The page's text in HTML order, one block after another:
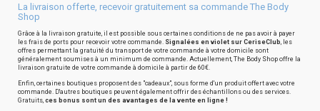
La livraison offerte, recevoir gratuitement sa commande The Body
Shop
Grâce à la livraison gratuite, il est possible sous certaines conditions de ne pas avoir à payer
les frais de ports pour recevoir votre commande. Signalées en violet sur CeriseClub, les
offres permettant la gratuité du transport de votre commande à votre domicile sont
généralement soumises à un minimum de commande. Actuellement, The Body Shop offre la
livraison gratuite de votre commande à domicile à partir de 60€.
Enfin, certaines boutiques proposent des "cadeaux", sous forme d'un produit offert avec votre
commande. D'autres boutiques peuvent également offrir des échantillons ou des services.
Gratuits, ces bonus sont un des avantages de la vente en ligne !